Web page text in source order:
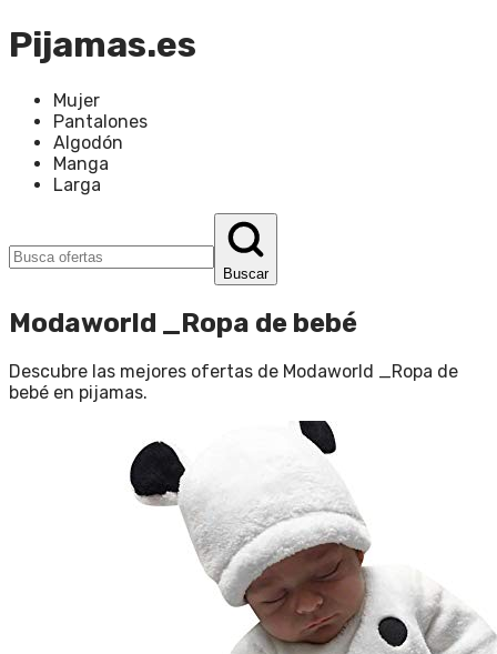
Pijamas.es
Mujer
Pantalones
Algodón
Manga
Larga
Buscar
Modaworld _Ropa de bebé
Descubre las mejores ofertas de Modaworld _Ropa de
bebé en pijamas.